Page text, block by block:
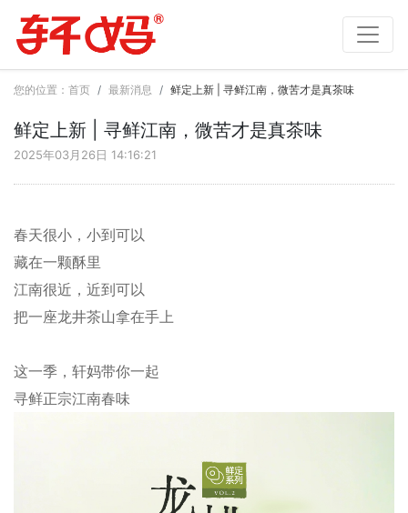
您的位置： 首页 最新消息 鲜定上新 | 寻鲜江南，微苦才是真茶味
鲜定上新 | 寻鲜江南，微苦才是真茶味
2025年03月26日 14:16:21
春天很小，小到可以
藏在一颗酥里
江南很近，近到可以
把一座龙井茶山拿在手上
这一季，轩妈带你一起
寻鲜正宗江南春味